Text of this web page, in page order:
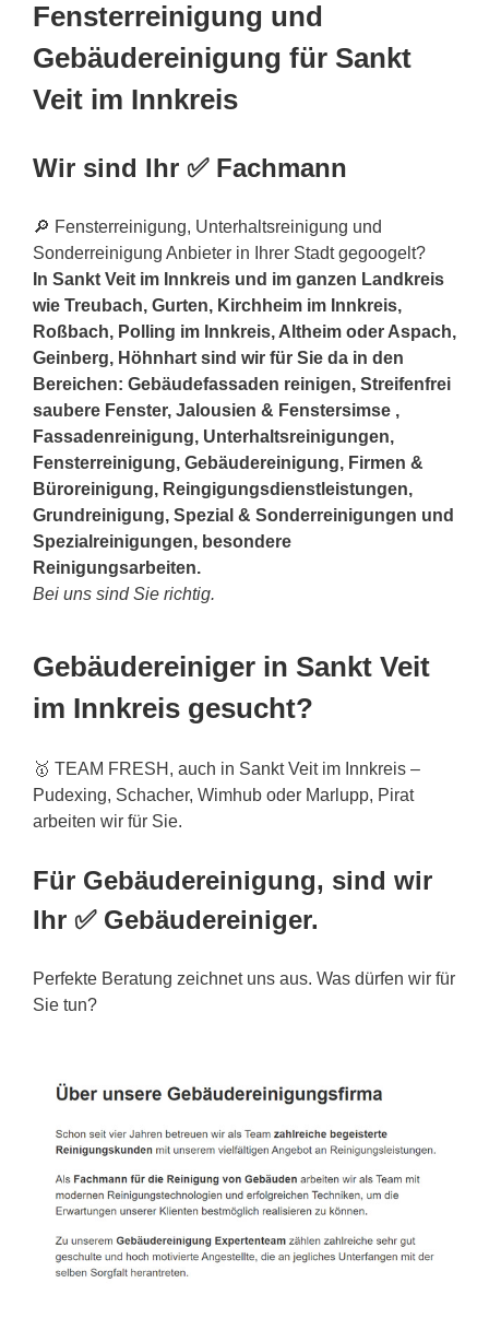
Fensterreinigung und
Gebäudereinigung für Sankt
Veit im Innkreis
Wir sind Ihr ✅ Fachmann
🔎 Fensterreinigung, Unterhaltsreinigung und
Sonderreinigung Anbieter in Ihrer Stadt gegoogelt?
In Sankt Veit im Innkreis und im ganzen Landkreis
wie Treubach, Gurten, Kirchheim im Innkreis,
Roßbach, Polling im Innkreis, Altheim oder Aspach,
Geinberg, Höhnhart sind wir für Sie da in den
Bereichen: Gebäudefassaden reinigen, Streifenfrei
saubere Fenster, Jalousien & Fenstersimse ,
Fassadenreinigung, Unterhaltsreinigungen,
Fensterreinigung, Gebäudereinigung, Firmen &
Büroreinigung, Reingigungsdienstleistungen,
Grundreinigung, Spezial & Sonderreinigungen und
Spezialreinigungen, besondere
Reinigungsarbeiten.
Bei uns sind Sie richtig.
Gebäudereiniger in Sankt Veit
im Innkreis gesucht?
🥇 TEAM FRESH, auch in Sankt Veit im Innkreis –
Pudexing, Schacher, Wimhub oder Marlupp, Pirat
arbeiten wir für Sie.
Für Gebäudereinigung, sind wir
Ihr ✅ Gebäudereiniger.
Perfekte Beratung zeichnet uns aus. Was dürfen wir für
Sie tun?